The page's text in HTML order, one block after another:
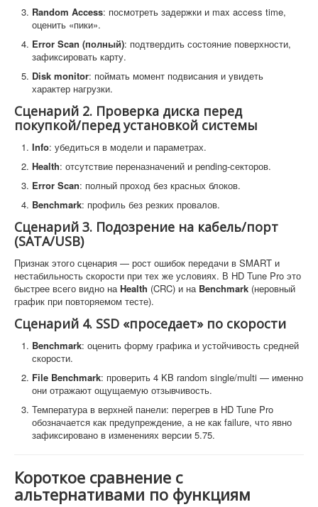
Random Access: посмотреть задержки и max access time,
оценить «пики».
Error Scan (полный): подтвердить состояние поверхности,
зафиксировать карту.
Disk monitor: поймать момент подвисания и увидеть
характер нагрузки.
Сценарий 2. Проверка диска перед
покупкой/перед установкой системы
Info: убедиться в модели и параметрах.
Health: отсутствие переназначений и pending-секторов.
Error Scan: полный проход без красных блоков.
Benchmark: профиль без резких провалов.
Сценарий 3. Подозрение на кабель/порт
(SATA/USB)
Признак этого сценария — рост ошибок передачи в SMART и
нестабильность скорости при тех же условиях. В HD Tune Pro это
быстрее всего видно на Health (CRC) и на Benchmark (неровный
график при повторяемом тесте).
Сценарий 4. SSD «проседает» по скорости
Benchmark: оценить форму графика и устойчивость средней
скорости.
File Benchmark: проверить 4 KB random single/multi — именно
они отражают ощущаемую отзывчивость.
Температура в верхней панели: перегрев в HD Tune Pro
обозначается как предупреждение, а не как failure, что явно
зафиксировано в изменениях версии 5.75.
Короткое сравнение с
альтернативами по функциям